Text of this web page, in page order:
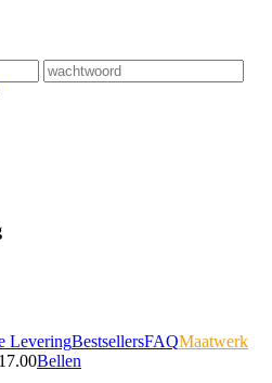
LeveringBestsellersFAQMaatwerk
Bellen